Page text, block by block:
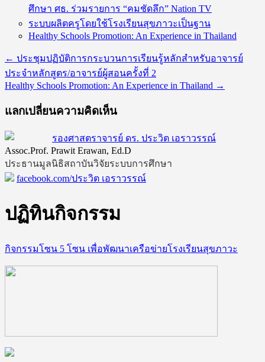
ศึกษา ศธ. ร่วมรายการ “คมชัดลึก” Nation TV
ระบบผลิตครูโดยใช้โรงเรียนสุขภาวะเป็นฐาน
Healthy Schools Promotion: An Experience in Thailand
← ประชุมปฏิบัติการกระบวนการเรียนรู้หลักสำหรับอาจารย์
ประจำหลักสูตร/อาจารย์ผู้สอนครั้งที่ 2
Healthy Schools Promotion: An Experience in Thailand →
แลกเปลี่ยนความคิดเห็น
รองศาสตราจารย์ ดร. ประวิต เอราวรรณ์
Assoc.Prof. Prawit Erawan, Ed.D
ประธานมูลนิธิสถาบันวิจัยระบบการศึกษา
facebook.com/ประวิต เอราวรรณ์
ปฏิทินกิจกรรม
กิจกรรมโซน 5 โซน เพื่อพัฒนาเครือข่ายโรงเรียนสุขภาวะ